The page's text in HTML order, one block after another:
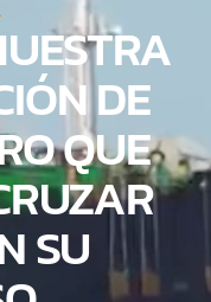
DE
QUE
SU